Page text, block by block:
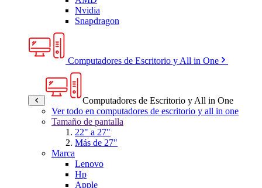
Nvidia
Snapdragon
Computadores de Escritorio y All in One
Computadores de Escritorio y All in One
Ver todo en computadores de escritorio y all in one
Tamaño de pantalla
22" a 27"
Más de 27"
Marca
Lenovo
Hp
Apple